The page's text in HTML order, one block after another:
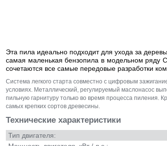
Эта пила идеально подходит для ухода за
самая маленькая бензопила в модельном ряду
сочетаются все самые передовые разработки
Система легкого старта совместно с цифровым
условиях. Металлический, регулируемый маслонасос
пильную гарнитуру только во время процесса пиления.
самых крепких сортов древесины.
Технические характеристики
Тип двигателя: